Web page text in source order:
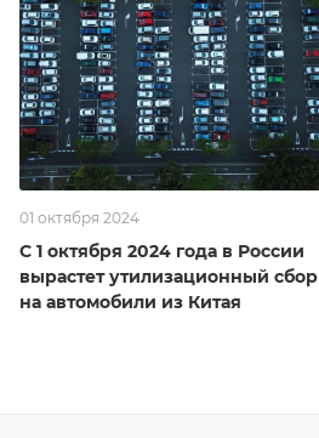
01 октября 2024
С 1 октября 2024 года в России
вырастет утилизационный сбор
на автомобили из Китая